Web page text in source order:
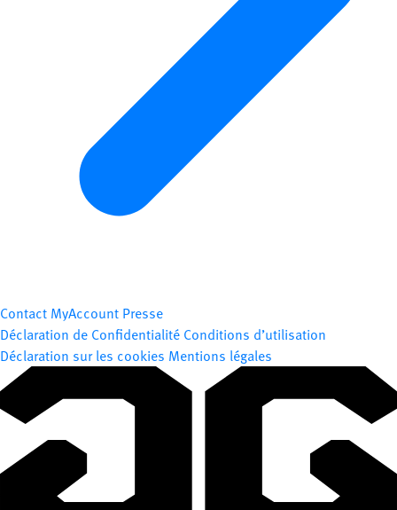
Contact MyAccount Presse
Déclaration de Confidentialité Conditions d’utilisation
Déclaration sur les cookies Mentions légales